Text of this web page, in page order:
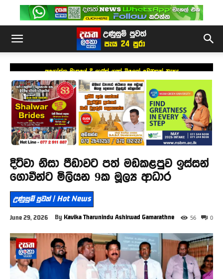
අගෝස්තු මාසයේ දී ලාෆ්ස් ගෑස් මිලෙත් වෙනසක් නැහැ
දිට්වා නිසා පීඩාවට පත් මඩකළපුව ඉස්සන්
ගොවීන්ට මිලියන 9ක මූල්‍ය ආධාර
උණුසුම් පුවත් | Hot News
June 29, 2026 By Kavika Tharunindu Ashirwad Gamarathne 0
56